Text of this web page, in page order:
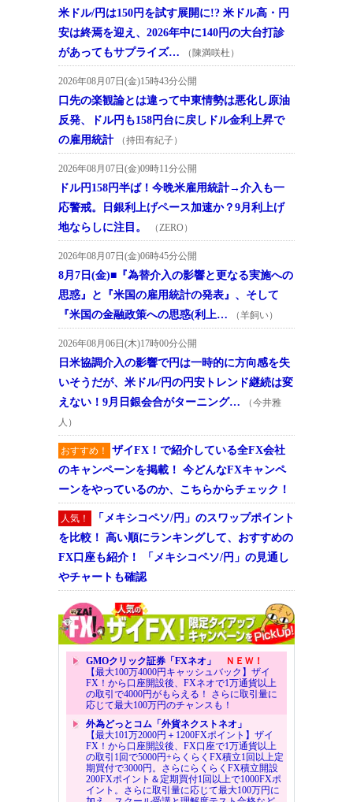
米ドル/円は150円を試す展開に!? 米ドル高・円
安は終焉を迎え、2026年中に140円の大台打診
があってもサプライズ…
（陳満咲杜）
2026年08月07日(金)15時43分公開
口先の楽観論とは違って中東情勢は悪化し原油
反発、ドル円も158円台に戻しドル金利上昇で
の雇用統計
（持田有紀子）
2026年08月07日(金)09時11分公開
ドル円158円半ば！今晩米雇用統計→介入も一
応警戒。日銀利上げペース加速か？9月利上げ
地ならしに注目。
（ZERO）
2026年08月07日(金)06時45分公開
8月7日(金)■『為替介入の影響と更なる実施への
思惑』と『米国の雇用統計の発表』、そして
『米国の金融政策への思惑(利上…
（羊飼い）
2026年08月06日(木)17時00分公開
日米協調介入の影響で円は一時的に方向感を失
いそうだが、米ドル/円の円安トレンド継続は変
えない！9月日銀会合がターニング…
（今井雅
人）
おすすめ！
ザイFX！で紹介している全FX会社
のキャンペーンを掲載！ 今どんなFXキャンペ
ーンをやっているのか、こちらからチェック！
人気！
「メキシコペソ/円」のスワップポイント
を比較！ 高い順にランキングして、おすすめの
FX口座も紹介！ 「メキシコペソ/円」の見通し
やチャートも確認
GMOクリック証券「FXネオ」
ＮＥＷ！
【最大100万4000円キャッシュバック】ザイ
FX！から口座開設後、FXネオで1万通貨以上
の取引で4000円がもらえる！ さらに取引量に
応じて最大100万円のチャンスも！
外為どっとコム「外貨ネクストネオ」
【最大101万2000円＋1200FXポイント】ザイ
FX！から口座開設後、FX口座で1万通貨以上
の取引1回で5000円+らくらくFX積立1回以上定
期買付で3000円。さらにらくらくFX積立開設
200FXポイント＆定期買付1回以上で1000FXポ
イント。さらに取引量に応じて最大100万円に